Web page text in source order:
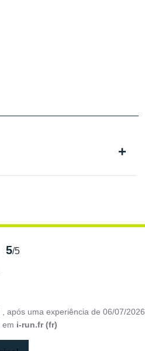
5/5
, após uma experiência de06/07/2026
em i-run.fr (fr)